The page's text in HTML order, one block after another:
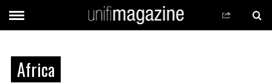
Africa